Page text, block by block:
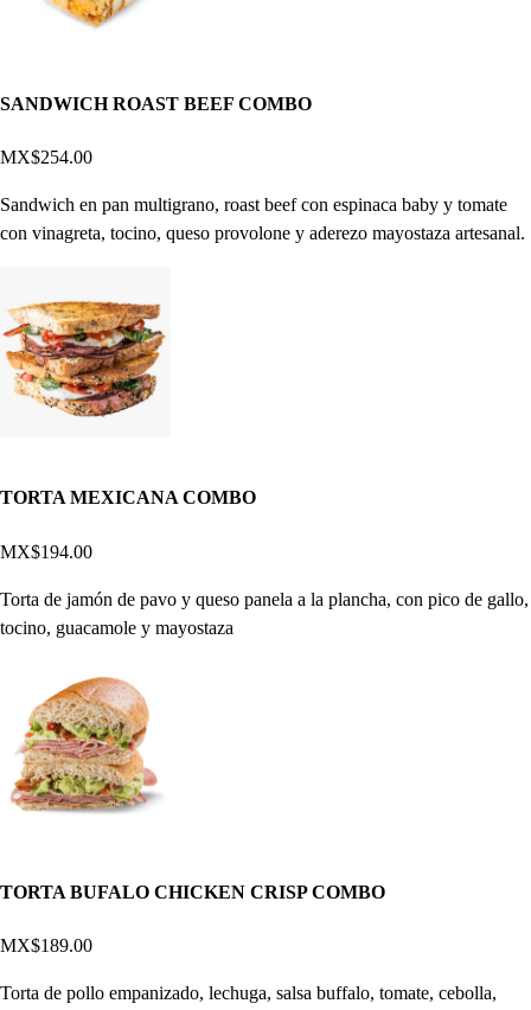
SANDWICH ROAST BEEF COMBO
MX$254.00
Sandwich en pan multigrano, roast beef con espinaca baby y tomate
con vinagreta, tocino, queso provolone y aderezo mayostaza artesanal.
TORTA MEXICANA COMBO
MX$194.00
Torta de jamón de pavo y queso panela a la plancha, con pico de gallo,
tocino, guacamole y mayostaza
TORTA BUFALO CHICKEN CRISP COMBO
MX$189.00
Torta de pollo empanizado, lechuga, salsa buffalo, tomate, cebolla,